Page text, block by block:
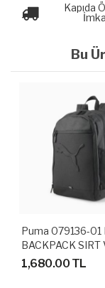
Kapıda
Bu
Puma 079136-01
BACKPACK SIRT
ÇANTASI
1,680.00 TL